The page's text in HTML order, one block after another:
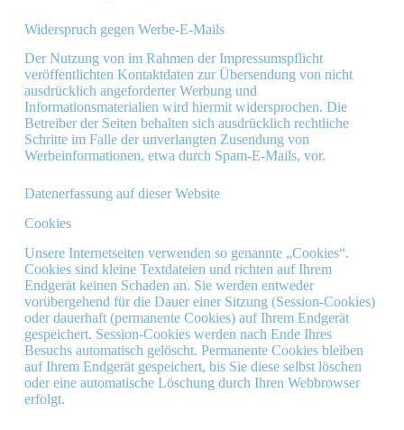
Widerspruch gegen Werbe-E-Mails
Der Nutzung von im Rahmen der Impressumspflicht
veröffentlichten Kontaktdaten zur Übersendung von nicht
ausdrücklich angeforderter Werbung und
Informationsmaterialien wird hiermit widersprochen. Die
Betreiber der Seiten behalten sich ausdrücklich rechtliche
Schritte im Falle der unverlangten Zusendung von
Werbeinformationen, etwa durch Spam-E-Mails, vor.
Datenerfassung auf dieser Website
Cookies
Unsere Internetseiten verwenden so genannte „Cookies“.
Cookies sind kleine Textdateien und richten auf Ihrem
Endgerät keinen Schaden an. Sie werden entweder
vorübergehend für die Dauer einer Sitzung (Session-Cookies)
oder dauerhaft (permanente Cookies) auf Ihrem Endgerät
gespeichert. Session-Cookies werden nach Ende Ihres
Besuchs automatisch gelöscht. Permanente Cookies bleiben
auf Ihrem Endgerät gespeichert, bis Sie diese selbst löschen
oder eine automatische Löschung durch Ihren Webbrowser
erfolgt.